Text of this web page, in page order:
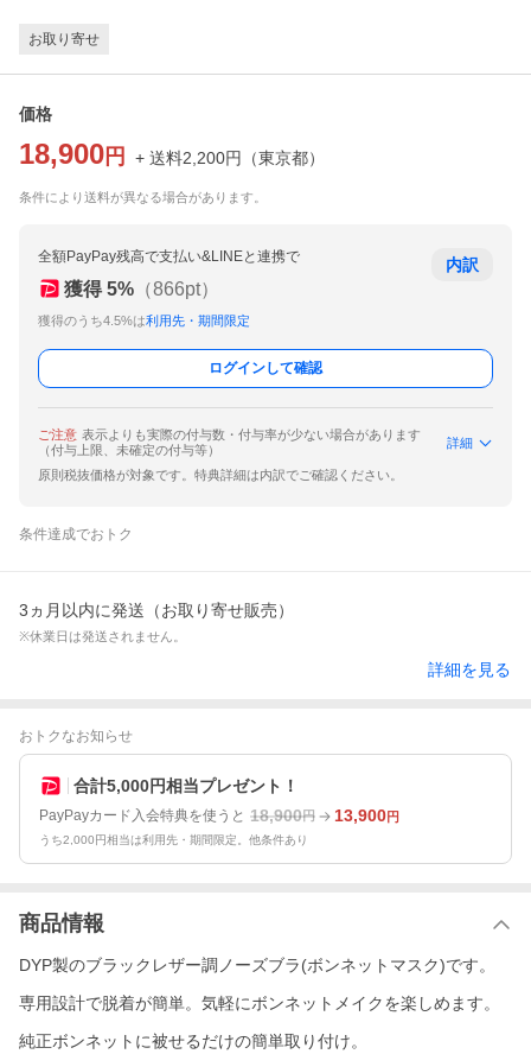
お取り寄せ
価格
18,900 円 + 送料2,200円 （東京都）
条件により送料が異なる場合があります。
全額PayPay残高で支払い&LINEと連携で
獲得 5% （866pt）
獲得のうち4.5%は利用先・期間限定
内訳
ログインして確認
ご注意 表示よりも実際の付与数・付与率が少ない場合があります
（付与上限、未確定の付与等）
詳細
原則税抜価格が対象です。特典詳細は内訳でご確認ください。
条件達成でおトク
3ヵ月以内に発送（お取り寄せ販売）
※休業日は発送されません。
詳細を見る
おトクなお知らせ
合計5,000円相当プレゼント！
PayPayカード入会特典を使うと 18,900円 13,900円
うち2,000円相当は利用先・期間限定。他条件あり
商品情報
DYP製のブラックレザー調ノーズブラ(ボンネットマスク)です。
専用設計で脱着が簡単。気軽にボンネットメイクを楽しめます。
純正ボンネットに被せるだけの簡単取り付け。